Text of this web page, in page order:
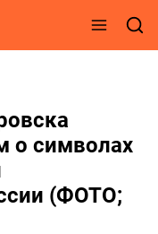
о символах
(ФОТО;